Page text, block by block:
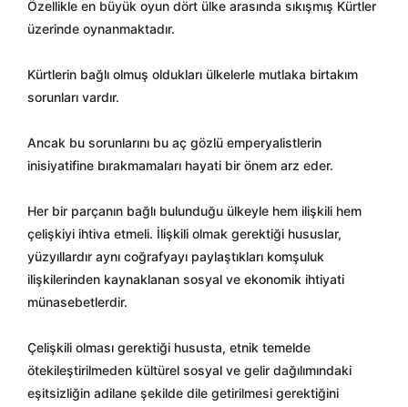
Özellikle en büyük oyun dört ülke arasında sıkışmış Kürtler
üzerinde oynanmaktadır.
Kürtlerin bağlı olmuş oldukları ülkelerle mutlaka birtakım
sorunları vardır.
Ancak bu sorunlarını bu aç gözlü emperyalistlerin
inisiyatifine bırakmamaları hayati bir önem arz eder.
Her bir parçanın bağlı bulunduğu ülkeyle hem ilişkili hem
çelişkiyi ihtiva etmeli. İlişkili olmak gerektiği hususlar,
yüzyıllardır aynı coğrafyayı paylaştıkları komşuluk
ilişkilerinden kaynaklanan sosyal ve ekonomik ihtiyati
münasebetlerdir.
Çelişkili olması gerektiği hususta, etnik temelde
ötekileştirilmeden kültürel sosyal ve gelir dağılımındaki
eşitsizliğin adilane şekilde dile getirilmesi gerektiğini